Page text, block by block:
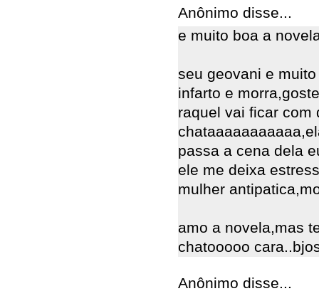
Anônimo disse...
e muito boa a
seu geovani e
infarto e
raquel vai ficar com
passa a cena dela
ele me deixa
mulher
amo a novela,mas
chatooooo
Anônimo disse...